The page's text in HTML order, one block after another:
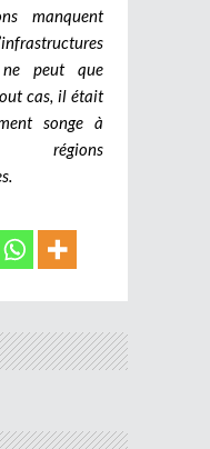
manquent
ne peut que
cas, il était
songe à
régions